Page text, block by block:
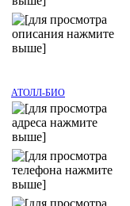
АТОЛЛ-БИО